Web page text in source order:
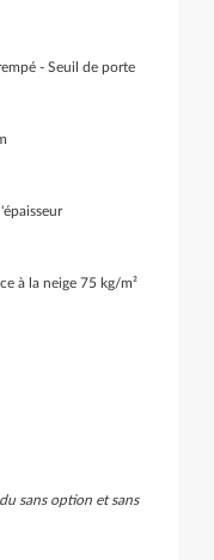
- Seuil de porte
à la neige 75 kg/m²
sans option et sans